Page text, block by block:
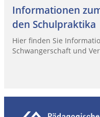
Informationen
den Schulpraktika
Hier finden Sie
Schwangerschaft und